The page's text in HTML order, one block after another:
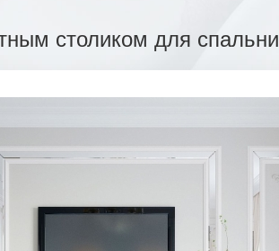
столиком для спальни